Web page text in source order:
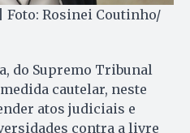
Rosinei Coutinho/
do Supremo Tribunal
cautelar, neste
atos judiciais e
contra a livre